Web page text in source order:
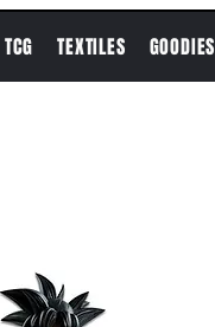
TCG TEXTILES GOODIES